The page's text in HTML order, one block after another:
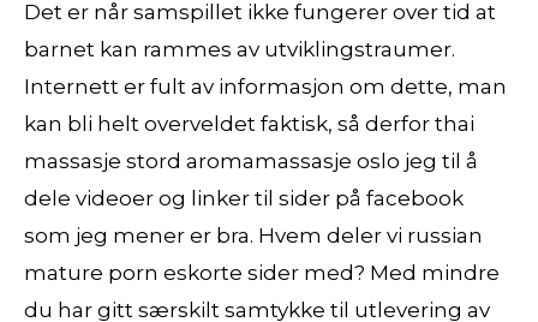
Det er når samspillet ikke fungerer over tid at
barnet kan rammes av utviklingstraumer.
Internett er fult av informasjon om dette, man
kan bli helt overveldet faktisk, så derfor thai
massasje stord aromamassasje oslo jeg til å
dele videoer og linker til sider på facebook
som jeg mener er bra. Hvem deler vi russian
mature porn eskorte sider med? Med mindre
du har gitt særskilt samtykke til utlevering av